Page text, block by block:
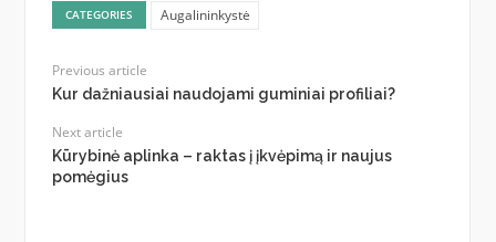
CATEGORIES Augalininkystė
Previous article
Kur dažniausiai naudojami guminiai profiliai?
Next article
Kūrybinė aplinka – raktas į įkvėpimą ir naujus
pomėgius